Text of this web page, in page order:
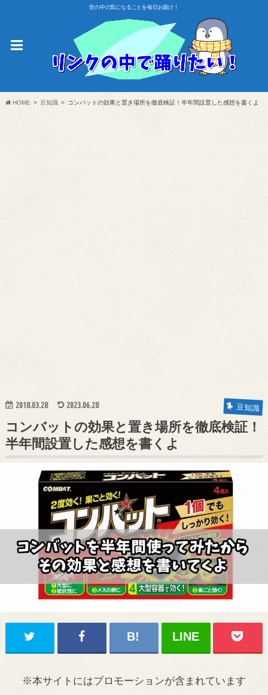
世の中の気になることを毎日お届け！
HOME 豆知識 コンバットの効果と置き場所を徹底検証！半年間設置した感想を書くよ
2018.03.28 2023.06.28 豆知識
コンバットの効果と置き場所を徹底検証！
半年間設置した感想を書くよ
※本サイトにはプロモーションが含まれています